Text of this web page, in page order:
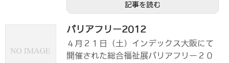
記事を読む
バリアフリー2012
４月２１日（土）インデックス大阪にて
開催された総合福祉展バリアフリー２０